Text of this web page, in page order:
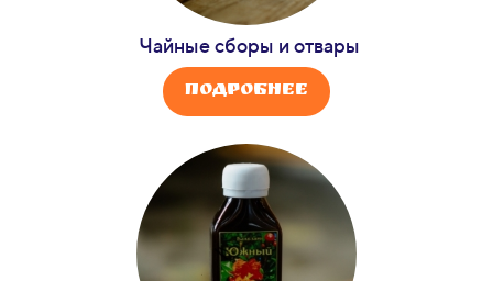
Чайные сборы и отвары
Подробнее